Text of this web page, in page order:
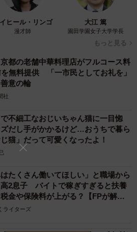
sʜɪᴏʀʏ ┊姉妹ままの日常と旅ろぐ(@shiory.sh)がシェアした投稿
さん（ ＠shiory.sh ）に話を聞きま
てながら、ママの日常や旅のブ
す。
ることになったきっかけは？
ていた『時を戻そう』というリー
が提案したことがきっかけで
る前日に、実家に大量にあった写
たまたま、それが22年前のもので
ヒール・リンゴ
漫才師
大江 篤
園田学園女子大学学長
もっと見る
都の老舗中華料理店がフルコース料
無料提供 「一市民としてお礼を」
意の輪
社
不細工なおじいちゃん猫に一目惚
だし手がかかるけど…おうちで暮ら
猫」だって可愛くなったよ！
はたくさん働いてほしい」と職場から
2息子 バイトで稼ぎすぎると扶養
金や保険料が上がる？【FPが解
ライターズ